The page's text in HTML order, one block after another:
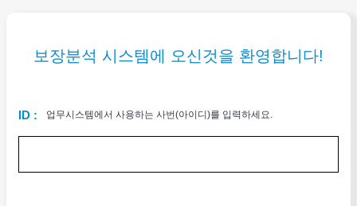
보장분석 시스템에 오신것을 환영합니다!
ID : 업무시스템에서 사용하는 사번(아이디)를 입력하세요.